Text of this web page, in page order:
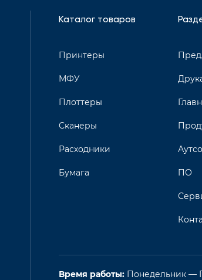
Каталог товаров
Принтеры
МФУ
Плоттеры
Сканеры
Расходники
Бумага ПО
Время работы: Понедельник —